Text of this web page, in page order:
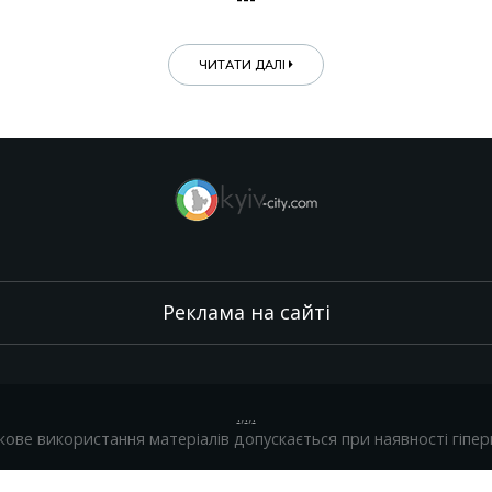
ЧИТАТИ ДАЛІ
Реклама на сайті
.,.,.
використання матеріалів допускається при наявності